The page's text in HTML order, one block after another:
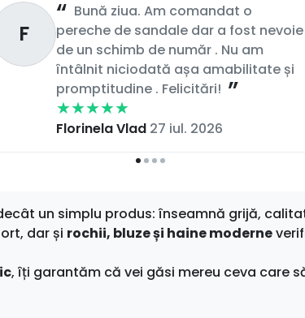
F
Bună ziua. Am comandat o
pereche de sandale dar a fost nevoie
de un schimb de număr . Nu am
întâlnit niciodată așa amabilitate și
promptitudine . Felicitări!
Florinela Vlad 27 iul. 2026
un simplu produs: înseamnă grijă,
dar și rochii, bluze și haine moderne
, îți garantăm că vei găsi mereu ceva care